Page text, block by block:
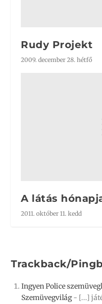
Rudy Projekt
2009. december 28. hétfő
A látás
2011. október 11. kedd
Trackback/
Ingyen Police
Szemüvegvilág- [...]